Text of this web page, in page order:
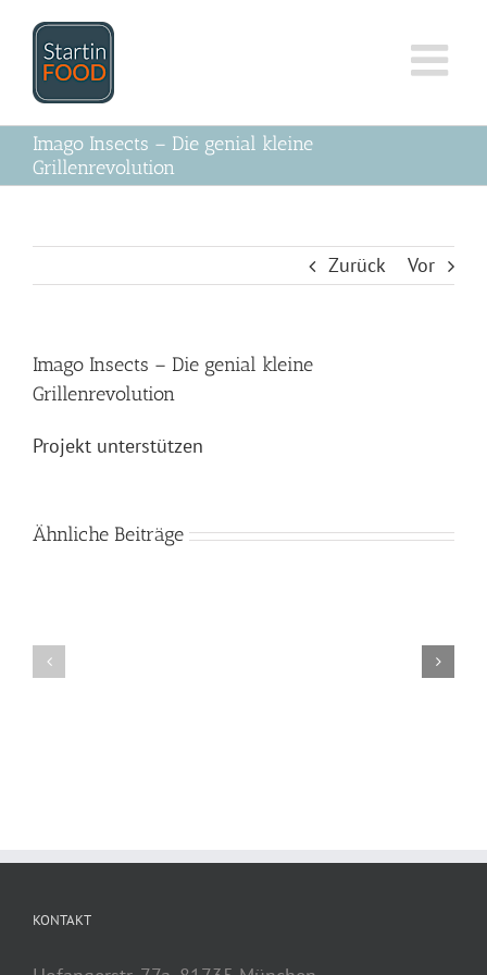
Inhalt
springen
Imago Insects – Die genial kleine
Grillenrevolution
Zurück Vor
Imago Insects – Die genial kleine
Grillenrevolution
Projekt unterstützen
Ähnliche Beiträge
KONTAKT